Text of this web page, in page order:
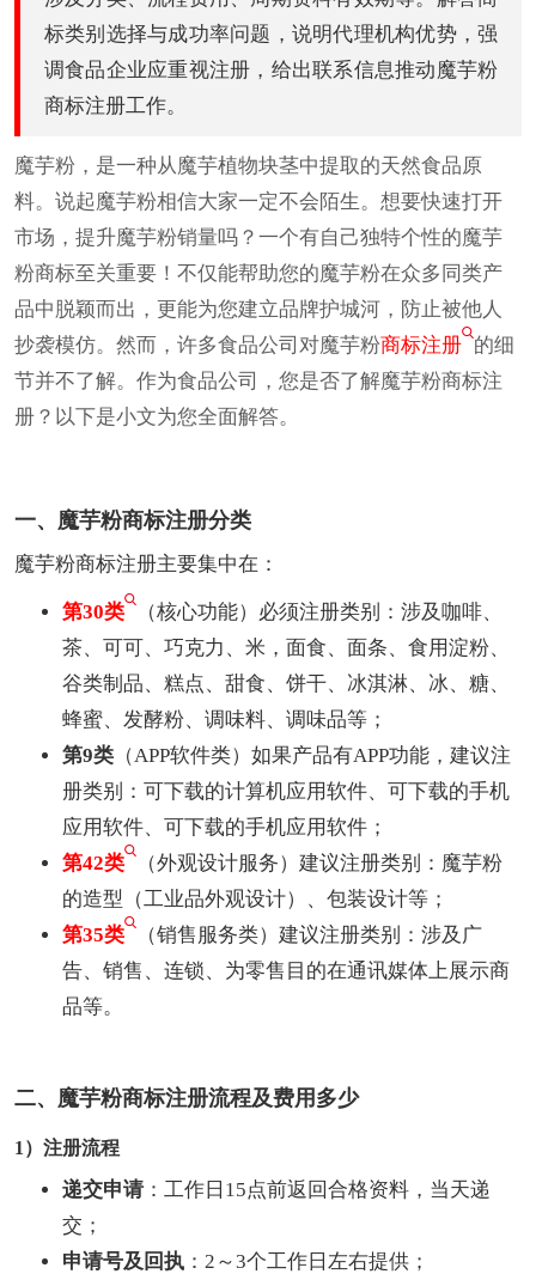
标类别选择与成功率问题，说明代理机构优势，强
调食品企业应重视注册，给出联系信息推动魔芋粉
商标注册工作。
魔芋粉，‌是一种从魔芋植物块茎中提取的天然食品原
料。说起魔芋粉相信大家一定不会陌生。想要快速打开
市场，提升魔芋粉销量吗？一个有自己独特个性的魔芋
粉商标至关重要！不仅能帮助您的魔芋粉在众多同类产
品中脱颖而出，更能为您建立品牌护城河，防止被他人
抄袭模仿。然而，许多食品公司对魔芋粉商标注册 的细
节并不了解。作为食品公司，您是否了解魔芋粉商标注
册？以下是小文为您全面解答。
一、魔芋粉商标注册分类
魔芋粉商标注册主要集中在：
第30类
（核心功能）必须注册类别：涉及咖啡、
茶、可可、巧克力、米，面食、面条、食用淀粉、
谷类制品、糕点、甜食、饼干、冰淇淋、冰、糖、
蜂蜜、发酵粉、调味料、调味品等；
第9类 （APP软件类）如果产品有APP功能，建议注
册类别：可下载的计算机应用软件、可下载的手机
应用软件、可下载的手机应用软件；
第42类
（外观设计服务）建议注册类别：魔芋粉
的造型（工业品外观设计）、包装设计等；
第35类
（销售服务类）建议注册类别：涉及广
告、销售、连锁、为零售目的在通讯媒体上展示商
品等。
二、魔芋粉商标注册流程及费用多少
1）注册流程
递交申请 ：工作日15点前返回合格资料，当天递
交；
申请号及回执 ：2～3个工作日左右提供；